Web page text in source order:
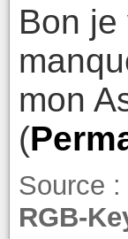
Bon
mon
(
Source :
RGB-